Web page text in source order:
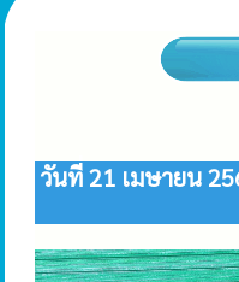
วันที่ 21 เมษายน